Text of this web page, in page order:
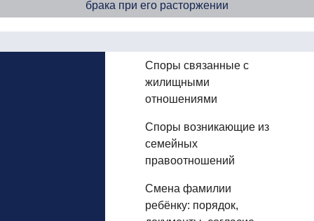
брака при его расторжении
Споры связанные с
жилищными
отношениями
Споры возникающие из
семейных
правоотношений
Смена фамилии
ребёнку: порядок,